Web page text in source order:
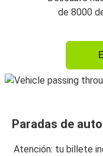
de 8000
Paradas de
Atención: tu billete